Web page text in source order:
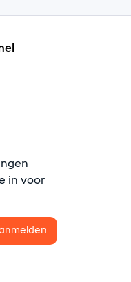
in voor